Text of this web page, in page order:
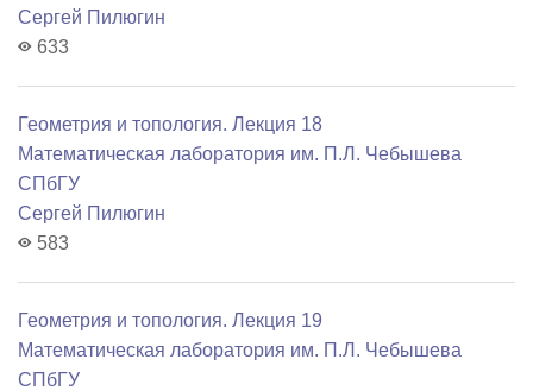
Сергей Пилюгин
633
Геометрия и топология. Лекция 18
Математичеcкая лаборатория им. П.Л. Чебышева
СПбГУ
Сергей Пилюгин
583
Геометрия и топология. Лекция 19
Математичеcкая лаборатория им. П.Л. Чебышева
СПбГУ